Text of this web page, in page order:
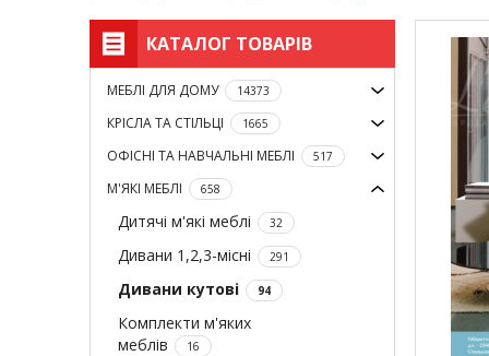
КАТАЛОГ ТОВАРІВ
МЕБЛІ ДЛЯ ДОМУ 14373
КРІСЛА ТА СТІЛЬЦІ 1665
ОФІСНІ ТА НАВЧАЛЬНІ МЕБЛІ 517
М'ЯКІ МЕБЛІ 658
Дитячі м'які меблі 32
Дивани 1,2,3-місні 291
Дивани кутові 94
Комплекти м'яких
меблів
16